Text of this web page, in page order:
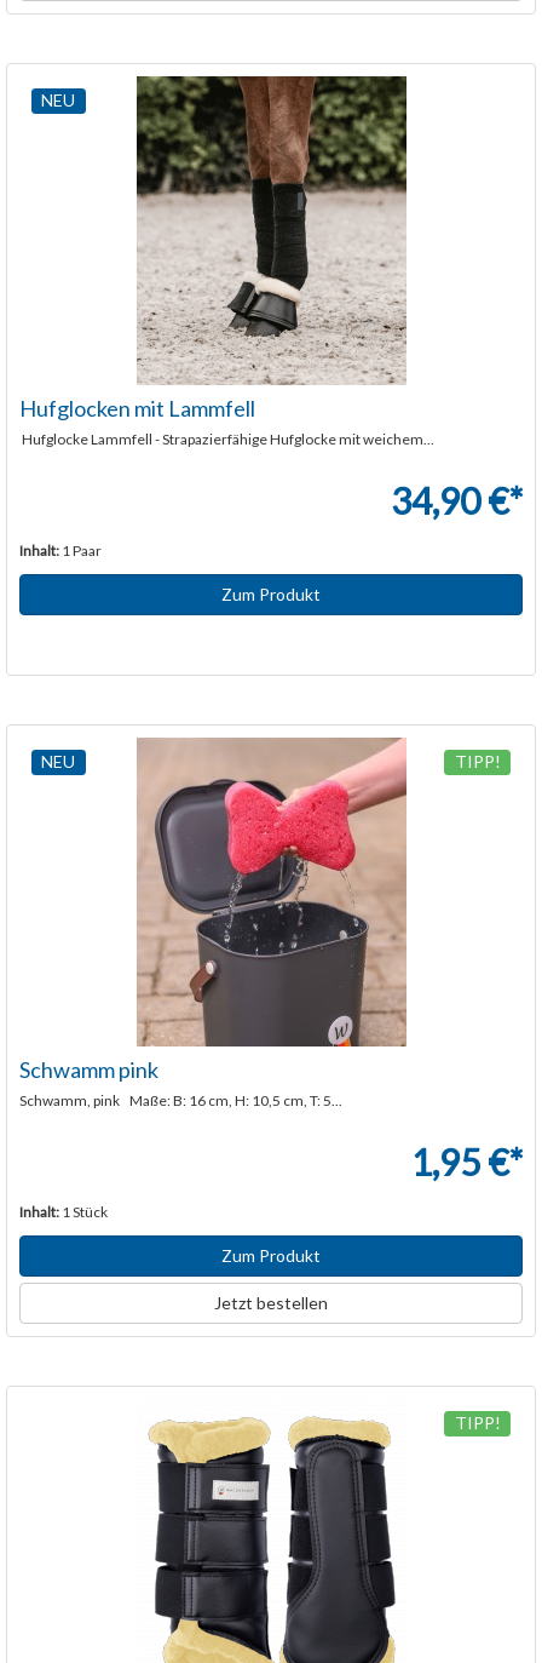
NEU
Hufglocken mit Lammfell
Hufglocke Lammfell - Strapazierfähige Hufglocke mit weichem...
34,90 €*
Inhalt: 1 Paar
Zum Produkt
NEU TIPP!
Schwamm pink
Schwamm, pink Maße: B: 16 cm, H: 10,5 cm, T: 5...
1,95 €*
Inhalt: 1 Stück
Zum Produkt
Jetzt bestellen
TIPP!